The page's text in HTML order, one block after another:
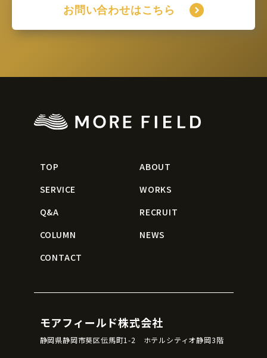
お問い合わせはこちら
TOP
ABOUT
SERVICE
WORKS
Q&A
RECRUIT
COLUMN
NEWS
CONTACT
モアフィールド株式会社
静岡県静岡市葵区伝馬町1-2 ホテルシティオ静岡3階